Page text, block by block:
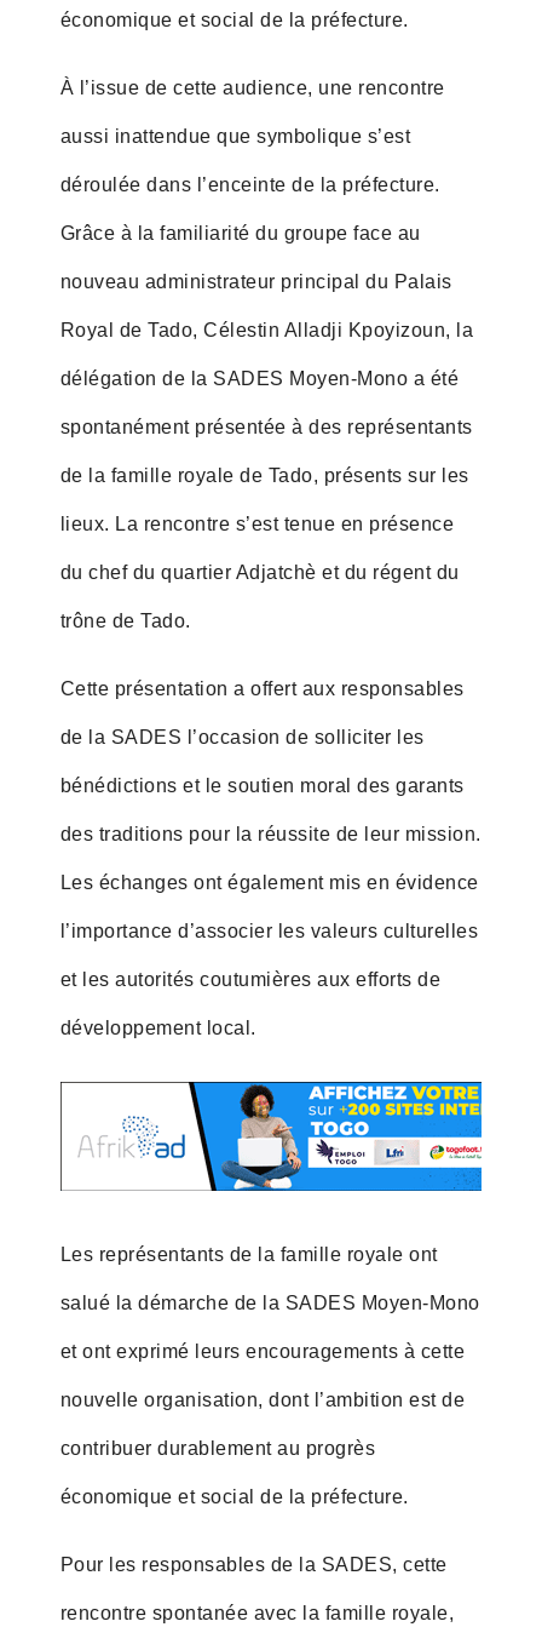
économique et social de la préfecture.
À l’issue de cette audience, une rencontre
aussi inattendue que symbolique s’est
déroulée dans l’enceinte de la préfecture.
Grâce à la familiarité du groupe face au
nouveau administrateur principal du Palais
Royal de Tado, Célestin Alladji Kpoyizoun, la
délégation de la SADES Moyen-Mono a été
spontanément présentée à des représentants
de la famille royale de Tado, présents sur les
lieux. La rencontre s’est tenue en présence
du chef du quartier Adjatchè et du régent du
trône de Tado.
Cette présentation a offert aux responsables
de la SADES l’occasion de solliciter les
bénédictions et le soutien moral des garants
des traditions pour la réussite de leur mission.
Les échanges ont également mis en évidence
l’importance d’associer les valeurs culturelles
et les autorités coutumières aux efforts de
développement local.
Les représentants de la famille royale ont
salué la démarche de la SADES Moyen-Mono
et ont exprimé leurs encouragements à cette
nouvelle organisation, dont l’ambition est de
contribuer durablement au progrès
économique et social de la préfecture.
Pour les responsables de la SADES, cette
rencontre spontanée avec la famille royale,